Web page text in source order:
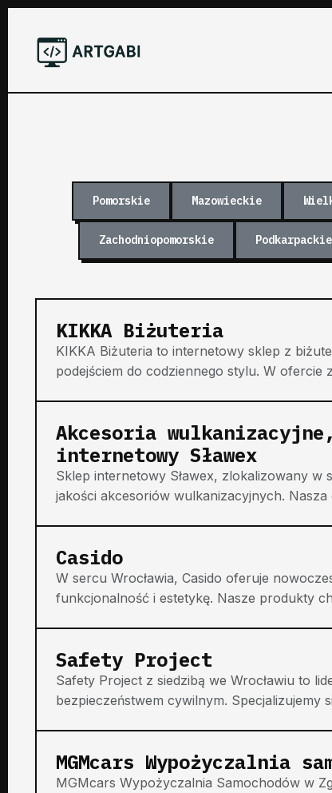
Pomorskie Mazowieckie
Zachodniopomorskie Podkarpackie
KIKKA Biżuteria
KIKKA Biżuteria to internetowy sklep z
podejściem do codziennego stylu. W ofercie
Akcesoria
internetowy Sławex
Sklep internetowy Sławex, zlokalizowany w
jakości akcesoriów wulkanizacyjnych.
Casido
W sercu Wrocławia, Casido oferuje
funkcjonalność i estetykę. Nasze produkty
Safety Project
Safety Project z siedzibą we Wrocławiu to
bezpieczeństwem cywilnym. Specjalizujemy
MGMcars Wypożyczalnia
MGMcars Wypożyczalnia Samochodów w